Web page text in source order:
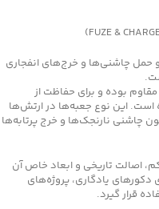
و حمل چاشنی‌ها و خرج‌های انفجاری
بوده و برای حفاظت از
است. این نوع جعبه‌ها در ارتش‌ها
چاشنی نارنجک‌ها و خرج پرتابه‌ها
اصالت تاریخی و ابعاد خاص آن
یادگاری، پروژه‌های
قرار گیرد.